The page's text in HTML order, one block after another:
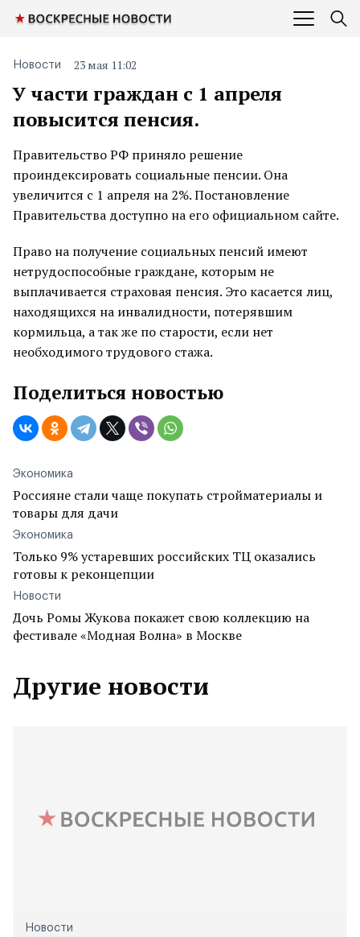
У части граждан с 1 апреля
повысится пенсия.
Новости 23 мая 11:02
Правительство РФ приняло решение
проиндексировать социальные пенсии. Она
увеличится с 1 апреля на 2%. Постановление
Правительства доступно на его официальном сайте.
Право на получение социальных пенсий имеют
нетрудоспособные граждане, которым не
выплачивается страховая пенсия. Это касается лиц,
находящихся на инвалидности, потерявшим
кормильца, а так же по старости, если нет
необходимого трудового стажа.
Поделиться новостью
Экономика
Россияне стали чаще покупать стройматериалы и
товары для дачи
Экономика
Только 9% устаревших российских ТЦ оказались
готовы к реконцепции
Новости
Дочь Ромы Жукова покажет свою коллекцию на
фестивале «Модная Волна» в Москве
Другие новости
Новости